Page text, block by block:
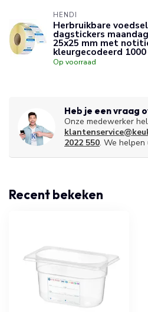
HENDI
Herbruikbare
dagstickers
25x25 mm met
kleurgecodeerd
Op voorraad
Heb je een vraag
Onze medewerker
2022 550. We helpen
Recent bekeken